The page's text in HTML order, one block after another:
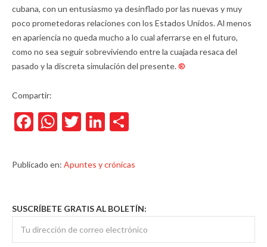
cubana, con un entusiasmo ya desinflado por las nuevas y muy
poco prometedoras relaciones con los Estados Unidos. Al menos
en apariencia no queda mucho a lo cual aferrarse en el futuro,
como no sea seguir sobreviviendo entre la cuajada resaca del
pasado y la discreta simulación del presente.®
Compartir:
Facebook
WhatsApp
TwitterLinkedIn
Publicado en: Apuntes y crónicas
SUSCRÍBETE GRATIS AL BOLETÍN: